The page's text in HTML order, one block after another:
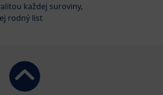
každej suroviny,
rodný list